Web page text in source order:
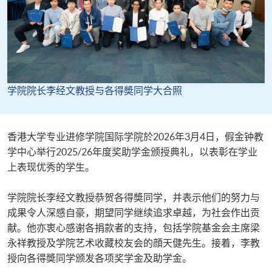
学院院长李经文教授与各得奬同学大合照
​​香港大学专业进修学院国际学院於2026年3月4日，假金钟教
学中心举行2025/26年度奖助学金颁授典礼，以表彰在学业
上表现优秀的学生。​
​​学院院长李经文教授恭贺各得奬同学，并表示他们的努力与
成果令人深感自豪，期望同学继续追求卓越，为社会作出贡
献。他亦衷心感谢各捐款者的支持，包括学院基金会主席梁
永祥教授及学院艺术收藏校友会的顔天健先生。接着，李教
授向各得奬同学颁发各项奖学金及助学金。​